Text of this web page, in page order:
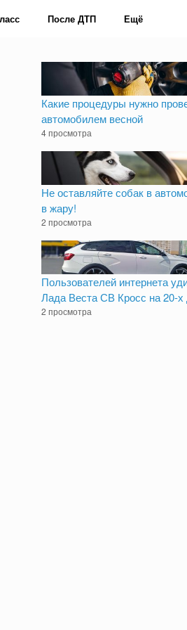
После ДТП Ещё
Какие процедуры нужно
автомобилем весной
4 просмотра
Не оставляйте собак в
в жару!
2 просмотра
Пользователей интернета
Лада Веста СВ Кросс на 20-х
2 просмотра